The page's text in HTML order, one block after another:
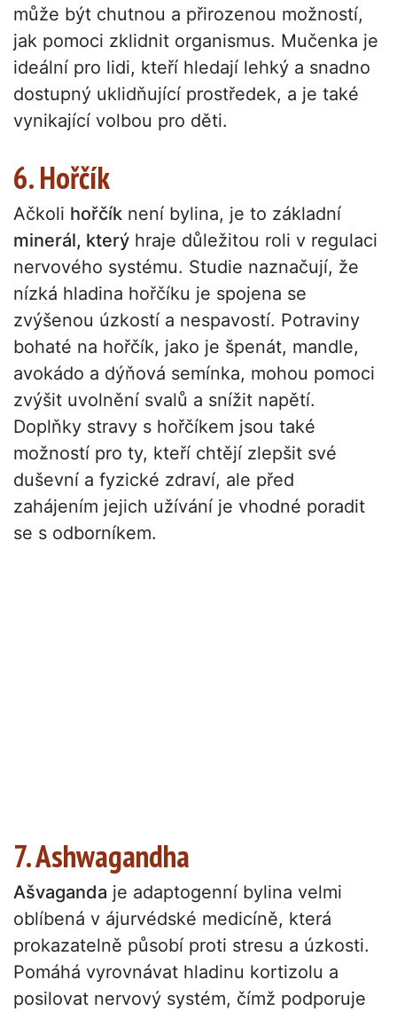
může být chutnou a přirozenou možností,
jak pomoci zklidnit organismus. Mučenka je
ideální pro lidi, kteří hledají lehký a snadno
dostupný uklidňující prostředek, a je také
vynikající volbou pro děti.
6. Hořčík
Ačkoli hořčík není bylina, je to základní
minerál, který hraje důležitou roli v regulaci
nervového systému. Studie naznačují, že
nízká hladina hořčíku je spojena se
zvýšenou úzkostí a nespavostí. Potraviny
bohaté na hořčík, jako je špenát, mandle,
avokádo a dýňová semínka, mohou pomoci
zvýšit uvolnění svalů a snížit napětí.
Doplňky stravy s hořčíkem jsou také
možností pro ty, kteří chtějí zlepšit své
duševní a fyzické zdraví, ale před
zahájením jejich užívání je vhodné poradit
se s odborníkem.
7. Ashwagandha
Ašvaganda je adaptogenní bylina velmi
oblíbená v ájurvédské medicíně, která
prokazatelně působí proti stresu a úzkosti.
Pomáhá vyrovnávat hladinu kortizolu a
posilovat nervový systém, čímž podporuje